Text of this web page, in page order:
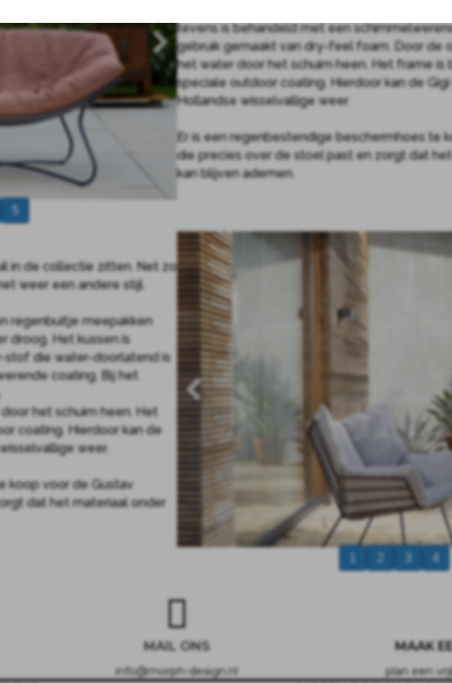
bekleed met een speciale outdoor-stof die
tevens is behandeld met een
gebruik gemaakt van dry-feel foam. Door de
het water door het schuim heen. Het frame is
speciale outdoor coating. Hierdoor kan de
Hollandse wisselvallige weer.
Er is een regenbestendige beschermhoes te
die precies over de stoel past en zorgt dat
kan blijven ademen.
in de collectie zitten. Net zo
weer een andere stijl.
regenbuitje meepakken
droog. Het kussen is
stof die water-doorlatend is
coating. Bij het
het schuim heen. Het
coating. Hierdoor kan de
weer.
koop voor de Gustav
dat het materiaal onder
4
MAIL ONS
info@morph-design.nl
MAAK
plan een